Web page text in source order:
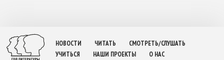
НОВОСТИ ЧИТАТЬ
СМОТРЕТЬ/СЛУШАТЬ
УЧИТЬСЯ
НАШИ ПРОЕКТЫ О НАС